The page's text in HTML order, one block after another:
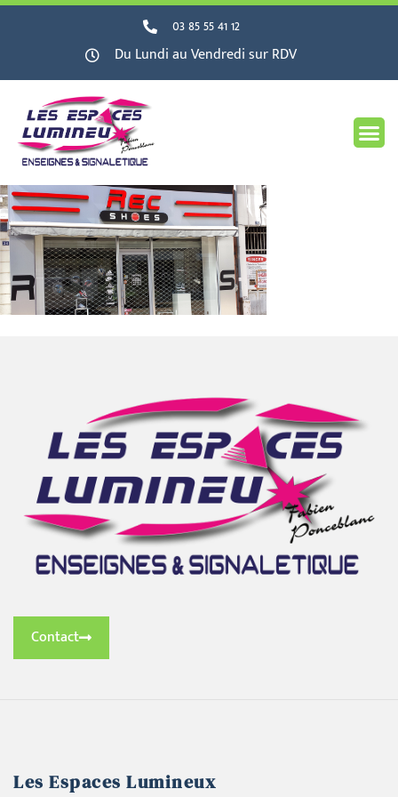
03 85 55 41 12
Du Lundi au Vendredi sur RDV
Contact
Les Espaces Lumineux